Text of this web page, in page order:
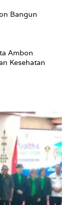
Bangun
Ambon
Kesehatan